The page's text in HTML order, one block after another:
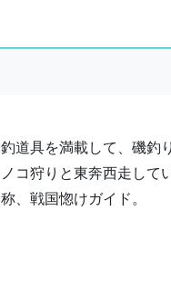
道具を満載して、磯釣
コ狩りと東奔西走し
、戦国惚けガイド。